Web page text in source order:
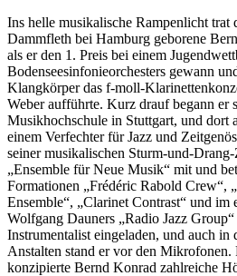
Ins helle musikalische Rampenlicht trat
Dammfleth bei Hamburg geborene
als er den 1. Preis bei einem
Bodenseesinfonieorchesters gewann
Klangkörper das f-moll-
Weber aufführte. Kurz drauf begann er
Musikhochschule in Stuttgart, und dort
einem Verfechter für Jazz und
seiner musikalischen Sturm-und-
„Ensemble für Neue Musik“ mit und
Formationen „Frédéric Rabold Crew“,
Ensemble“, „Clarinet Contrast“ und im
Wolfgang Dauners „Radio Jazz
Instrumentalist eingeladen, und auch
Anstalten stand er vor den Mikrofonen.
konzipierte Bernd Konrad zahlreiche